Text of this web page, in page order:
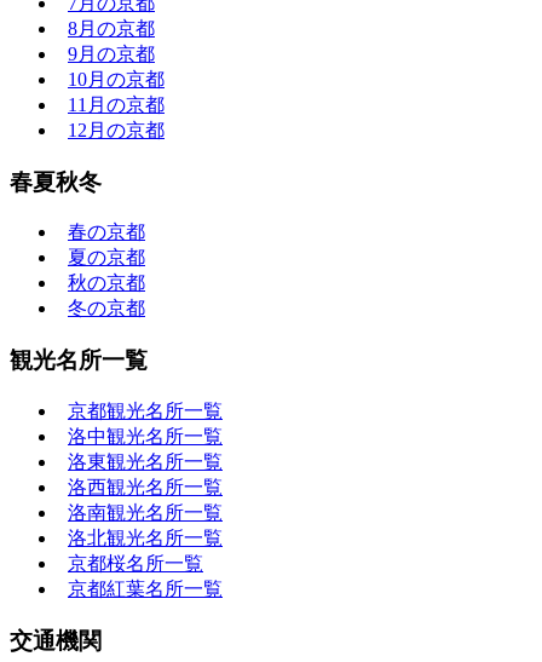
8月の京都
9月の京都
10月の京都
11月の京都
12月の京都
春夏秋冬
春の京都
夏の京都
秋の京都
冬の京都
観光名所一覧
京都観光名所一覧
洛中観光名所一覧
洛東観光名所一覧
洛西観光名所一覧
洛南観光名所一覧
洛北観光名所一覧
京都桜名所一覧
京都紅葉名所一覧
交通機関